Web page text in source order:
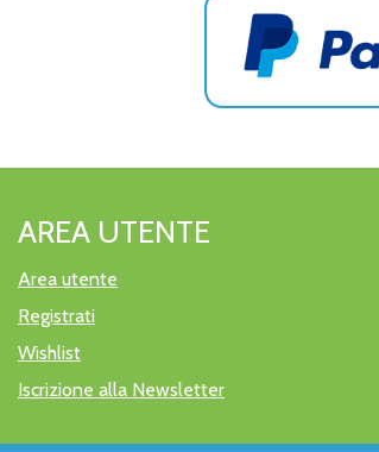
AREA UTENTE
Area utente
Registrati
Wishlist
Iscrizione alla Newsletter